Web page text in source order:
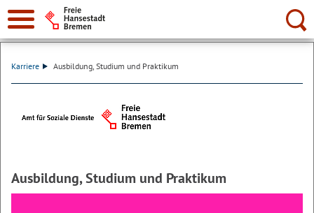
Suche:
Karriere Ausbildung, Studium und Praktikum
Ausbildung, Studium und Praktikum